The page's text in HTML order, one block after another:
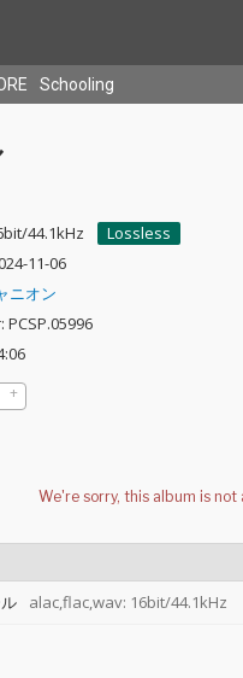
Schooling
44.1kHz
Lossless
11-06
ニオン
alac,flac,wav: 16bit/44.1kHz